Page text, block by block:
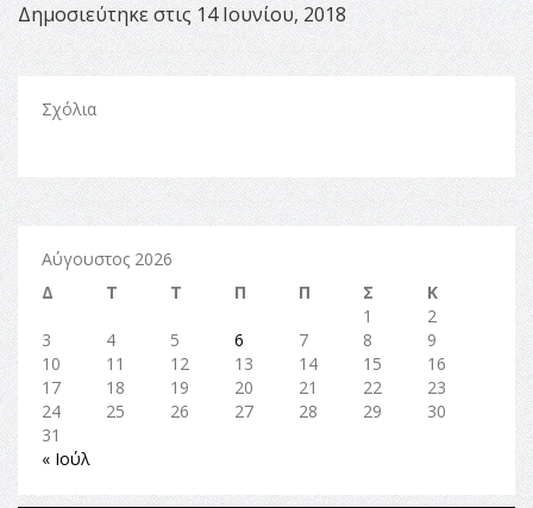
Δημοσιεύτηκε στις 14 Ιουνίου, 2018
Σχόλια
Αύγουστος 2026
Δ
Τ Τ Π Π Σ
Κ
1
2
3
4 5 6 7 8
9
10
11 12 13 14 15
16
17
18 19 20 21 22
23
24
25 26 27 28 29
30
31
« Ιούλ